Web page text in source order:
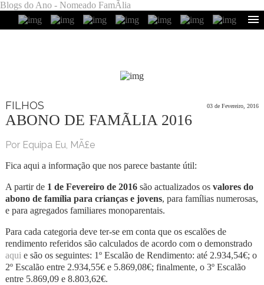
Blogs do Ano - Nomeado FamÃ­lia
FILHOS 03 de Fevereiro, 2016
ABONO DE FAMÃ­LIA 2016
Por Equipa Eu, MÃ£e
Fica aqui a informação que nos parece bastante útil:
A partir de 1 de Fevereiro de 2016são actualizados os valores do
abono de família para crianças e jovens, para famílias numerosas,
e para agregados familiares monoparentais.
Para cada categoria deve ter-se em conta que os escalões de
rendimento referidos são calculados de acordo com o demonstrado
aquie são os seguintes: 1º Escalão de Rendimento: até 2.934,54€; o
2º Escalão entre 2.934,55€ e 5.869,08€; finalmente, o 3º Escalão
entre 5.869,09 e 8.803,62€.